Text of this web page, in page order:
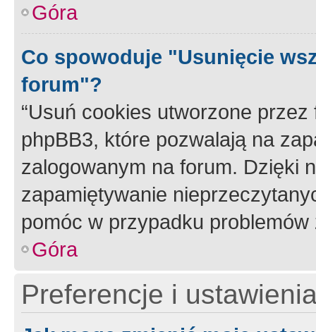
Góra
Co spowoduje "Usunięcie
forum"?
“Usuń cookies utworzone
phpBB3, które pozwalają na
zalogowanym na forum. Dzięki
zapamiętywanie
pomóc w przypadku
Góra
Preferencje i